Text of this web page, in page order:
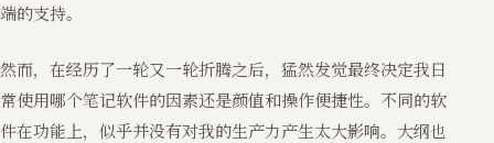
端的支持。
然而，在经历了一轮又一轮折腾之后，猛然发觉最终决定我日
常使用哪个笔记软件的因素还是颜值和操作便捷性。不同的软
件在功能上，似乎并没有对我的生产力产生太大影响。大纲也